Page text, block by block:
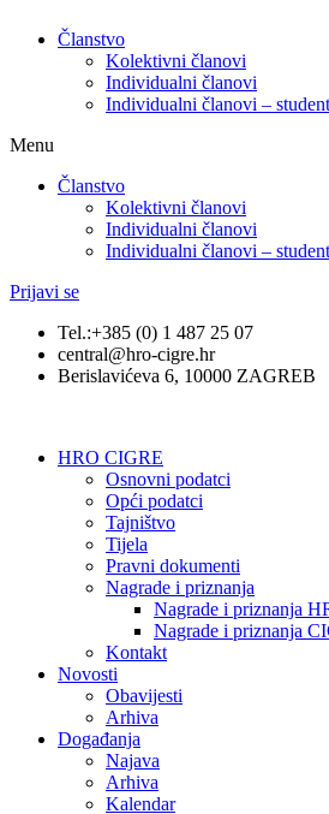
Članstvo
Kolektivni članovi
Individualni članovi
Individualni članovi –
Menu
Članstvo
Kolektivni članovi
Individualni članovi
Individualni članovi –
Prijavi se
Tel.:+385 (0) 1 487 25 07
central@hro-cigre.hr
Berislavićeva 6, 10000 ZAGREB
HRO CIGRE
Osnovni podatci​
Opći podatci
Tajništvo
Tijela
Pravni dokumenti
Nagrade i priznanja
Nagrade i priznanja
Nagrade i priznanja
Kontakt
Novosti
Obavijesti
Arhiva
Događanja
Najava
Arhiva
Kalendar